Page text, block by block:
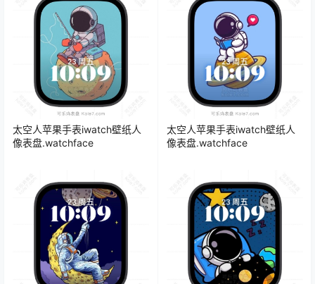
太空人苹果手表iwatch壁纸人
像表盘.watchface
太空人苹果手表iwatch壁纸人
像表盘.watchface